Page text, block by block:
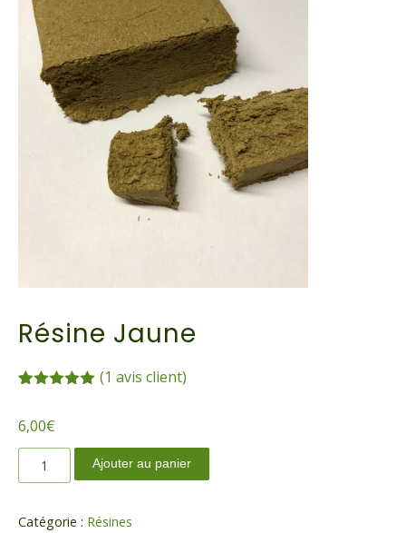
Résine Jaune
basé sur
(1 avis client)
6,00€
quantité
de
Jaune
Ajouter au panier
Catégorie : Résines